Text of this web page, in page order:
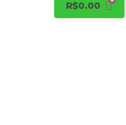
R$0.00